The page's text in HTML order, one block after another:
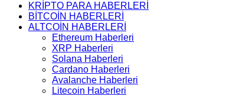
KRİPTO PARA HABERLERİ
BİTCOİN HABERLERİ
ALTCOİN HABERLERİ
Ethereum Haberleri
XRP Haberleri
Solana Haberleri
Cardano Haberleri
Avalanche Haberleri
Litecoin Haberleri